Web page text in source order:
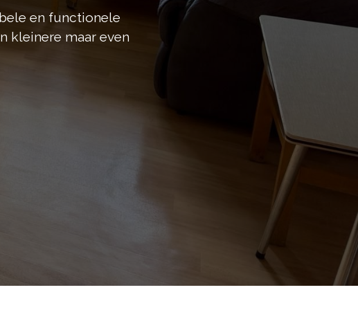
en functionele
kleinere maar even